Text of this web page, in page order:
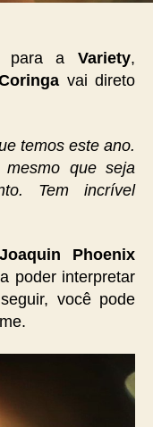
para a Variety,
vai direto
temos este ano.
que seja
Tem incrível
Phoenix
poder interpretar
você pode